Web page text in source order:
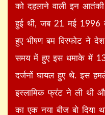
को दहलाने वाली इन
हुई थी, जब 21 मई 1996
हुए भीषण बम विस्फोट ने
समय में हुए इस धमाके में
दर्जनों घायल हुए थे. इस
इस्लामिक फ्रंट ने ली थी
का एक नया बीज बो दिया